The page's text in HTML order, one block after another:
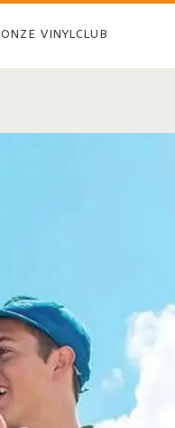
ONZE VINYLCLUB